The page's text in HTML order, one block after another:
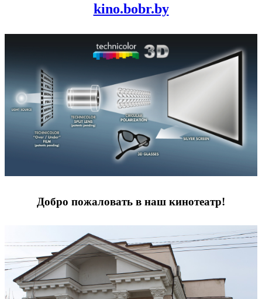
­kino.bobr.by­­
Добро пожаловать в наш кинотеатр!